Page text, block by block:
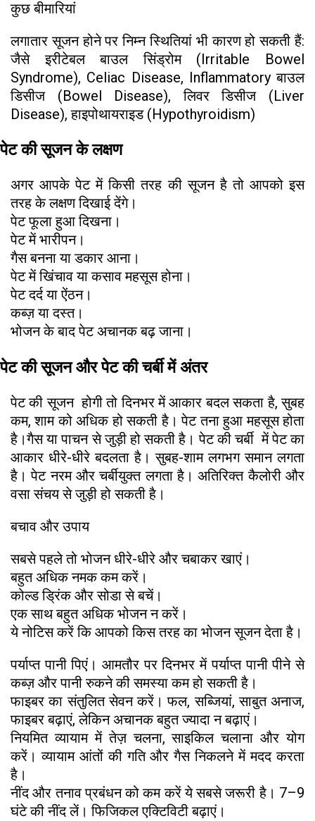
कुछ बीमारियां
लगातार सूजन होने पर निम्न स्थितियां भी कारण हो सकती हैं:
जैसे इरीटेबल बाउल सिंड्रोम (Irritable Bowel
Syndrome), Celiac Disease, Inflammatory बाउल
डिसीज (Bowel Disease), लिवर डिसीज (Liver
Disease), हाइपोथायराइड (Hypothyroidism)
पेट की सूजन के लक्षण
अगर आपके पेट में किसी तरह की सूजन है तो आपको इस
तरह के लक्षण दिखाई देंगे।
पेट फूला हुआ दिखना।
पेट में भारीपन।
गैस बनना या डकार आना।
पेट में खिंचाव या कसाव महसूस होना।
पेट दर्द या ऐंठन।
कब्ज़ या दस्त।
भोजन के बाद पेट अचानक बढ़ जाना।
पेट की सूजन और पेट की चर्बी में अंतर
पेट की सूजन होगी तो दिनभर में आकार बदल सकता है, सुबह
कम, शाम को अधिक हो सकती है। पेट तना हुआ महसूस होता
है।गैस या पाचन से जुड़ी हो सकती है। पेट की चर्बी में पेट का
आकार धीरे-धीरे बदलता है। सुबह-शाम लगभग समान लगता
है। पेट नरम और चर्बीयुक्त लगता है। अतिरिक्त कैलोरी और
वसा संचय से जुड़ी हो सकती है।
बचाव और उपाय
सबसे पहले तो भोजन धीरे-धीरे और चबाकर खाएं।
बहुत अधिक नमक कम करें।
कोल्ड ड्रिंक और सोडा से बचें।
एक साथ बहुत अधिक भोजन न करें।
ये नोटिस करें कि आपको किस तरह का भोजन सूजन देता है।
पर्याप्त पानी पिएं। आमतौर पर दिनभर में पर्याप्त पानी पीने से
कब्ज़ और पानी रुकने की समस्या कम हो सकती है।
फाइबर का संतुलित सेवन करें। फल, सब्जियां, साबुत अनाज,
फाइबर बढ़ाएं, लेकिन अचानक बहुत ज्यादा न बढ़ाएं।
नियमित व्यायाम में तेज़ चलना, साइकिल चलाना और योग
करें। व्यायाम आंतों की गति और गैस निकलने में मदद करता
है।
नींद और तनाव प्रबंधन को कम करें ये सबसे जरूरी है। 7–9
घंटे की नींद लें। फिजिकल एक्टिविटी बढ़ाएं।